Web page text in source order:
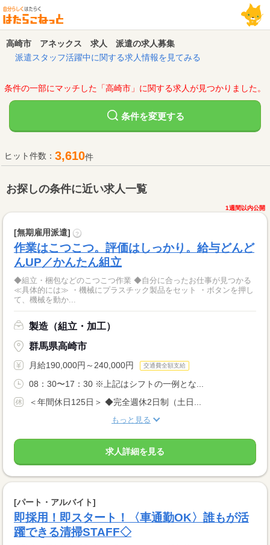
高崎市 アネックス 求人 派遣の求人募集
派遣スタッフ活躍中に関する求人情報を見てみる
条件の一部にマッチした「高崎市」に関する求人が見つかりました。
条件を変更する
ヒット件数： 3,610件
お探しの条件に近い求人一覧
1週間以内公開
[無期雇用派遣] ?
作業はこつこつ。評価はしっかり。給与どんど
んUP／かんたん組立
◆組立・梱包などのこつこつ作業 ◆自分に合ったお仕事が見つかる
≪具体的には≫ ・機械にプラスチック製品をセット ・ボタンを押し
て、機械を動か...
製造（組立・加工）
群馬県高崎市
月給190,000円～240,000円 交通費全額支給
08：30〜17：30 ※上記はシフトの一例とな...
＜年間休日125日＞ ◆完全週休2日制（土日...
もっと見る
求人詳細を見る
[パート・アルバイト]
即採用！即スタート！〈車通勤OK〉誰もが活
躍できる清掃STAFF◇